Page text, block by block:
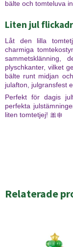
bälte och tomteluva
Liten jul
Låt den lilla
charmiga
sammetsklänning,
plyschkanter, vilket
bälte runt midjan
julafton, julgransfest
Perfekt för dagis
perfekta
liten tomtetjej! 🎀❄️
Relaterade